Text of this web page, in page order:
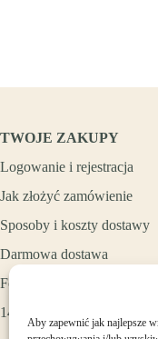
Aby zapewnić jak najlepsze
TWOJE ZAKUPY
Logowanie i rejestracja
Jak złożyć zamówienie
Sposoby i koszty dostawy
Darmowa dostawa
Formy płatności
14 dni na zwrot zakupów